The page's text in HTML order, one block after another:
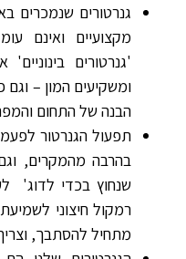
גנרטורים שנמכרים
מקצועיים ואינם
'גנרטורים
ומשקיעים המון –
הבנה של התחום
תפעול הגנרטור
בהרבה מהמקרים,
שנחוץ בכדי לדוג'
רמקול חיצוני
מתחיל להסתבך,